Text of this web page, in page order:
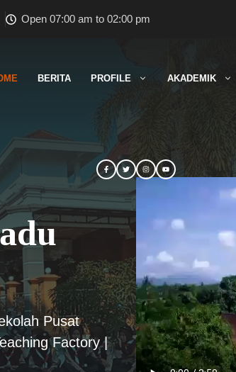
Open 07:00 am to 02:00 pm
BERITA PROFILE AKADEMIK
Pusat
Factory |